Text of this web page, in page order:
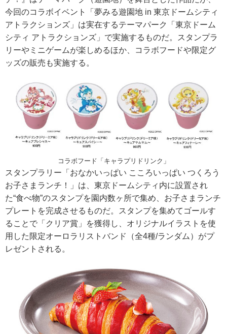
今回のコラボイベント「夢みる遊園地 in 東京ドームシティ
アトラクションズ」は実在するテーマパーク「東京ドーム
シティ アトラクションズ」で実施するものだ。スタンプラ
リーやミニゲームが楽しめるほか、コラボフードや限定グ
ッズの販売も実施する。
コラボフード「キャラプリドリンク」
スタンプラリー「おなかいっぱい こころいっぱい つくろう
お子さまランチ！」は、東京ドームシティ内に設置され
た“食べ物”のスタンプを園内数ヶ所で集め、お子さまランチ
プレートを完成させるものだ。スタンプを集めてゴールす
ることで「クリア賞」を獲得し、オリジナルイラストを使
用した限定オーロラリストバンド（全4種/ランダム）がプ
レゼントされる。